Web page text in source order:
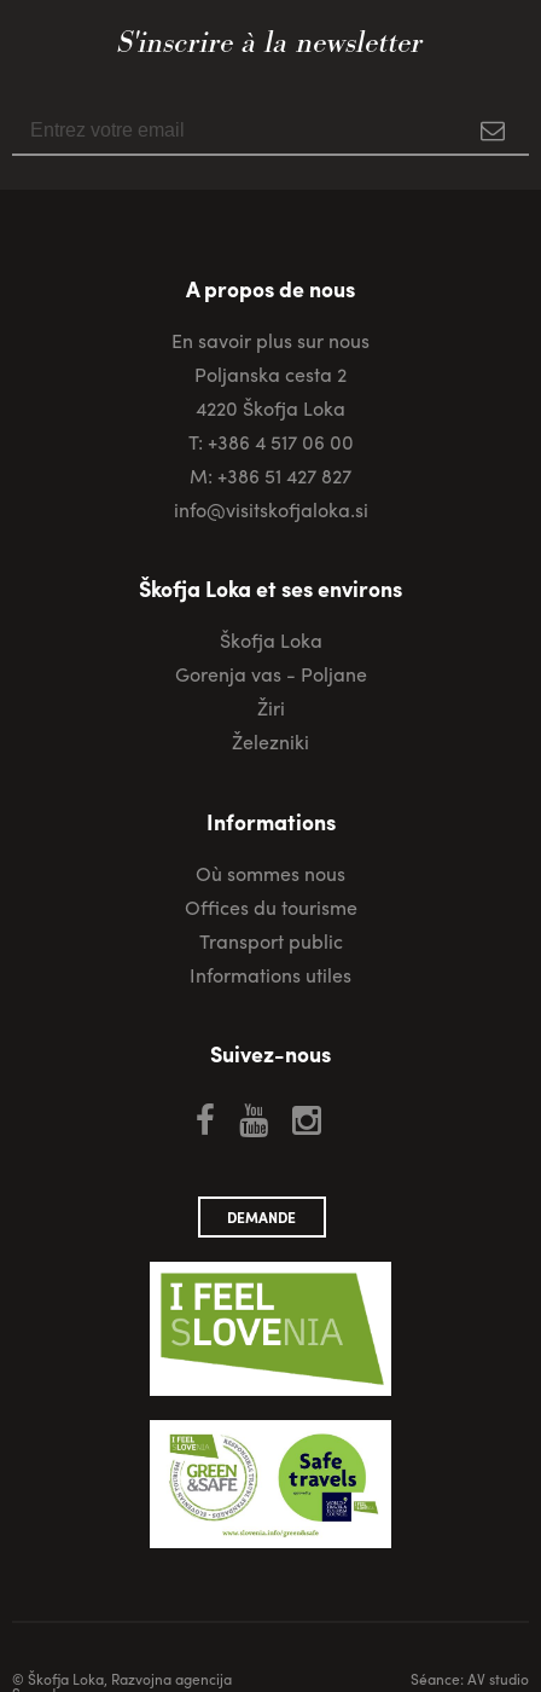
S'inscrire à la newsletter
A propos de nous
En savoir plus sur nous
Poljanska cesta 2
4220 Škofja Loka
T: +386 4 517 06 00
M: +386 51 427 827
info@visitskofjaloka.si
Škofja Loka et ses environs
Škofja Loka
Gorenja vas - Poljane
Žiri
Železniki
Informations
Où sommes nous
Offices du tourisme
Transport public
Informations utiles
Suivez-nous
DEMANDE
© Škofja Loka, Razvojna agencija Séance:AV studio